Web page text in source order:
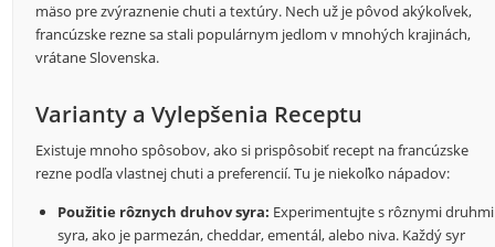
mäso pre zvýraznenie chuti a textúry. Nech už je pôvod akýkoľvek,
francúzske rezne sa stali populárnym jedlom v mnohých krajinách,
vrátane Slovenska.
Varianty a Vylepšenia Receptu
Existuje mnoho spôsobov, ako si prispôsobiť recept na francúzske
rezne podľa vlastnej chuti a preferencií. Tu je niekoľko nápadov:
Použitie rôznych druhov syra: Experimentujte s rôznymi druhmi
syra, ako je parmezán, cheddar, ementál, alebo niva. Každý syr